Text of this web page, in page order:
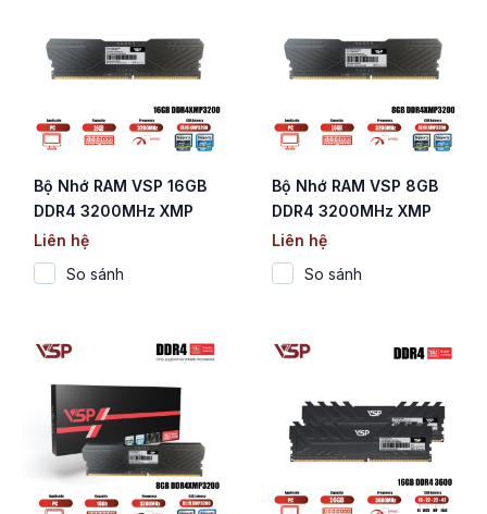
Bộ Nhớ RAM VSP 16GB
DDR4 3200MHz XMP
Tản Nhiệt Đen (Chỉ Hỗ
Trợ CPU Intel)
Liên hệ
So sánh
Bộ Nhớ RAM VSP 8GB
DDR4 3200MHz XMP
Tản Nhiệt Đen (Chỉ Hỗ
Trợ CPU Intel)
Liên hệ
So sánh